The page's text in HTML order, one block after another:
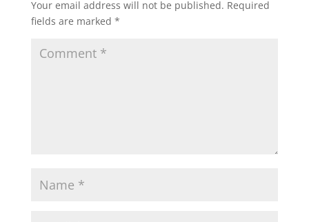
Your email address will not be published. Required
fields are marked *